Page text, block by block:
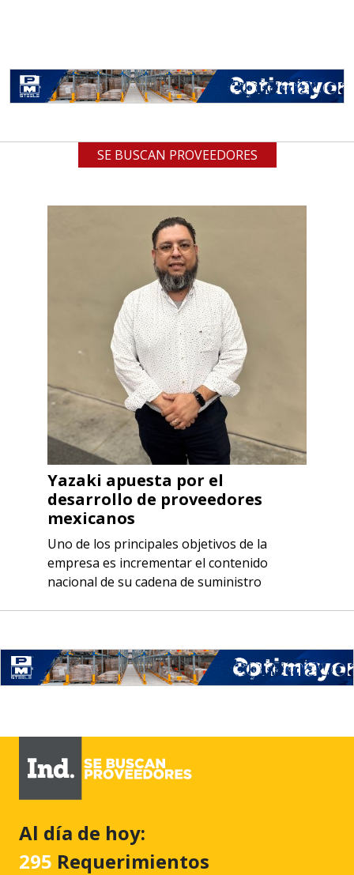
SE BUSCAN PROVEEDORES
Yazaki apuesta por el
desarrollo de proveedores
mexicanos
Uno de los principales objetivos de la
empresa es incrementar el contenido
nacional de su cadena de suministro
Al día de hoy:
295 Requerimientos